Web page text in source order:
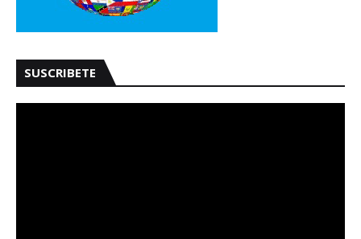
SUSCRIBETE